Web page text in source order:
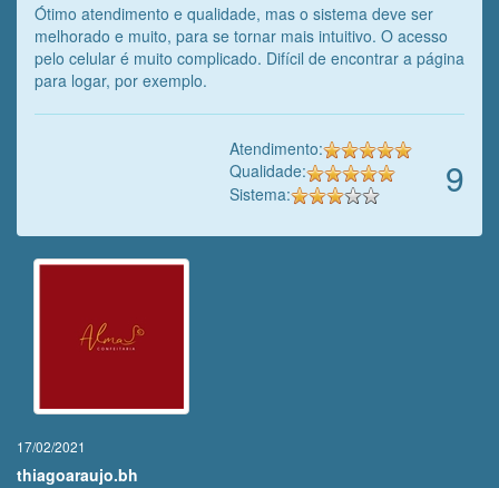
Ótimo atendimento e qualidade, mas o sistema deve ser
melhorado e muito, para se tornar mais intuitivo. O acesso
pelo celular é muito complicado. Difícil de encontrar a página
para logar, por exemplo.
9
Atendimento:
Qualidade:
Sistema:
17/02/2021
thiagoaraujo.bh